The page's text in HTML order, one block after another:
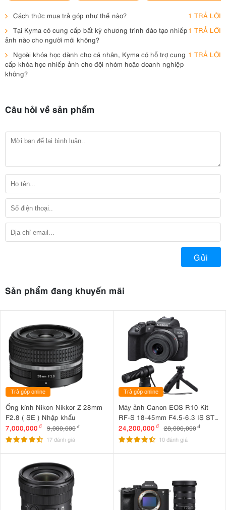
Cách thức mua trả góp như thế nào?
1 TRẢ LỜI
Tại Kyma có cung cấp bất kỳ chương trình đào tạo nhiếp
ảnh nào cho người mới không?
1 TRẢ LỜI
Ngoài khóa học dành cho cá nhân, Kyma có hỗ trợ cung
cấp khóa học nhiếp ảnh cho đội nhóm hoặc doanh nghiệp
không?
1 TRẢ LỜI
Câu hỏi về sản phẩm
Gửi
Sản phẩm đang khuyến mãi
Trả góp online
Ống kính Nikon Nikkor Z 28mm
F2.8 ( SE ) Nhập khẩu
7,000,000 đ 9,000,000đ
17 đánh giá
Trả góp online
Máy ảnh Canon EOS R10 Kit
RF-S 18-45mm F4.5-6.3 IS STM
+ Microphone Canon DM-E100
+ Báng tay cầm Canon HG-
24,200,000 đ 28,000,000 đ
10 đánh giá